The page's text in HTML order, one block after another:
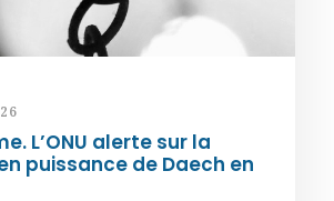
L’ONU alerte sur la
puissance de Daech en